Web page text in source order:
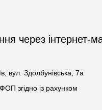
через інтернет-
вул. Здолбунівська, 7а
згідно із рахунком